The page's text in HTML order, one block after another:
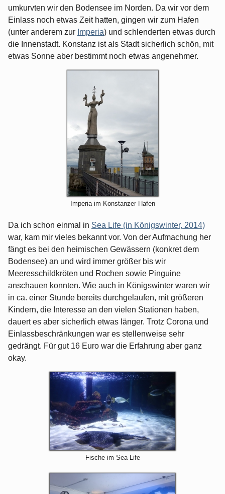
umkurvten wir den Bodensee im Norden. Da wir vor dem
Einlass noch etwas Zeit hatten, gingen wir zum Hafen
(unter anderem zur Imperia) und schlenderten etwas durch
die Innenstadt. Konstanz ist als Stadt sicherlich schön, mit
etwas Sonne aber bestimmt noch etwas angenehmer.
Imperia im Konstanzer Hafen
Da ich schon einmal in Sea Life (in Königswinter, 2014)
war, kam mir vieles bekannt vor. Von der Aufmachung her
fängt es bei den heimischen Gewässern (konkret dem
Bodensee) an und wird immer größer bis wir
Meeresschildkröten und Rochen sowie Pinguine
anschauen konnten. Wie auch in Königswinter waren wir
in ca. einer Stunde bereits durchgelaufen, mit größeren
Kindern, die Interesse an den vielen Stationen haben,
dauert es aber sicherlich etwas länger. Trotz Corona und
Einlassbeschränkungen war es stellenweise sehr
gedrängt. Für gut 16 Euro war die Erfahrung aber ganz
okay.
Fische im Sea Life